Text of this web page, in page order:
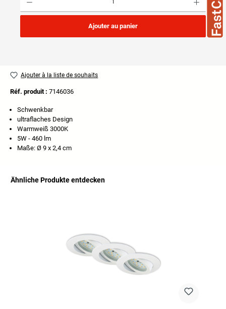
Ajouter au panier
Ajouter à la liste de souhaits
Réf. produit : 7146036
Schwenkbar
ultraflaches Design
Warmweiß 3000K
5W - 460 lm
Maße: Ø 9 x 2,4 cm
Ähnliche Produkte entdecken